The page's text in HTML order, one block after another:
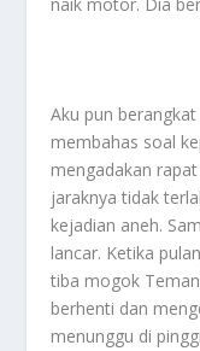
naik motor. Dia
Aku pun
membahas soal
mengadakan
jaraknya tidak
kejadian aneh.
lancar. Ketika
tiba mogok
berhenti dan
menunggu di